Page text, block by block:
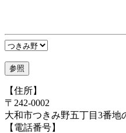
【住所】
〒242-0002
大和市つきみ野五丁目3番
【電話番号】